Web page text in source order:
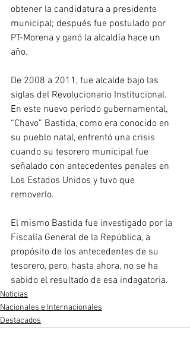
obtener la candidatura a presidente
municipal; después fue postulado por
PT-Morena y ganó la alcaldía hace un
año.
De 2008 a 2011, fue alcalde bajo las
siglas del Revolucionario Institucional.
En este nuevo periodo gubernamental,
“Chavo” Bastida, como era conocido en
su pueblo natal, enfrentó una crisis
cuando su tesorero municipal fue
señalado con antecedentes penales en
Los Estados Unidos y tuvo que
removerlo.
El mismo Bastida fue investigado por la
Fiscalía General de la República, a
propósito de los antecedentes de su
tesorero, pero, hasta ahora, no se ha
sabido el resultado de esa indagatoria.
Noticias
Nacionales e Internacionales
Destacados